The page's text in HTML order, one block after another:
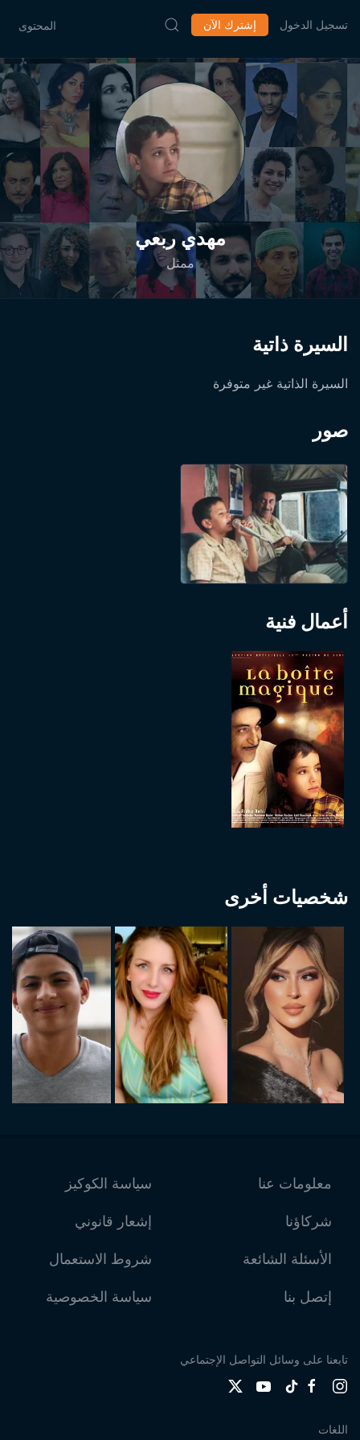
المحتوى إشترك الآن تسجيل الدخول
مهدي ربعي
ممثل
السيرة ذاتية
السيرة الذاتية غير متوفرة
صور
أعمال فنية
شخصيات أخرى
معلومات عنا
شركاؤنا
الأسئلة الشائعة
إتصل بنا
سياسة الكوكيز
إشعار قانوني
شروط الاستعمال
سياسة الخصوصية
تابعنا على وسائل التواصل الإجتماعي
اللغات